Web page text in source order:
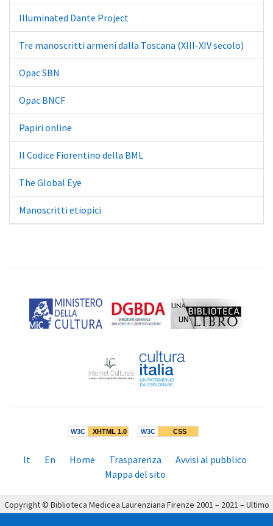
Illuminated Dante Project
Tre manoscritti armeni dalla Toscana (XIII-XIV secolo)
Opac SBN
Opac BNCF
Papiri online
Il Codice Fiorentino della BML
The Global Eye
Manoscritti etiopici
W3C XHTML 1.0 W3C CSS
Menù
It En Home Trasparenza
Avvisi al pubblico
Mappa del sito
Copyright © Biblioteca Medicea Laurenziana Firenze 2001 – 2021 – Ultimo